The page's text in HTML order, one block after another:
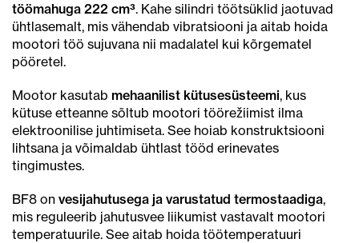
töömahuga 222 cm³. Kahe silindri töötsüklid jaotuvad
ühtlasemalt, mis vähendab vibratsiooni ja aitab hoida
mootori töö sujuvana nii madalatel kui kõrgematel
pööretel.
Mootor kasutab mehaanilist kütusesüsteemi, kus
kütuse etteanne sõltub mootori töörežiimist ilma
elektroonilise juhtimiseta. See hoiab konstruktsiooni
lihtsana ja võimaldab ühtlast tööd erinevates
tingimustes.
BF8 on vesijahutusega ja varustatud termostaadiga,
mis reguleerib jahutusvee liikumist vastavalt mootori
temperatuurile. See aitab hoida töötemperatuuri